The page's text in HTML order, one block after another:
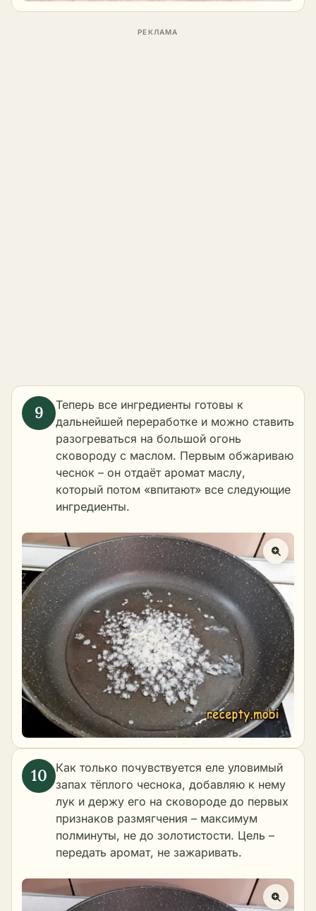
Теперь все ингредиенты готовы к
дальнейшей переработке и можно ставить
разогреваться на большой огонь
сковороду с маслом. Первым обжариваю
чеснок – он отдаёт аромат маслу,
который потом «впитают» все следующие
ингредиенты.
Как только почувствуется еле уловимый
запах тёплого чеснока, добавляю к нему
лук и держу его на сковороде до первых
признаков размягчения – максимум
полминуты, не до золотистости. Цель –
передать аромат, не зажаривать.